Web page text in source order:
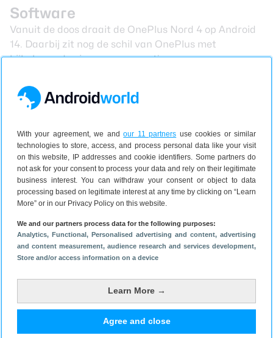
With your agreement, we andour 11 partners use cookies or similar
technologies to store, access, and process personal data like your visit
on this website, IP addresses and cookie identifiers. Some partners do
not ask for your consent to process your data and rely on their legitimate
business interest. You can withdraw your consent or object to data
processing based on legitimate interest at any time by clicking on “Learn
More” or in our Privacy Policy on this website.
We and our partners process data for the following purposes:
Analytics, Functional, Personalised advertising and content, advertising
and content measurement, audience research and services development,
Store and/or access information on a device
Learn More →
Agree and close
Software
Vanuit de doos draait de OnePlus Nord 4 op Android
14. Daarbij zit nog de schil van OnePlus met
bijbehorende eigen apps en opties voor
Android-versies en zes jaar aan beveiligingsupdates:
iets wat het bedrijf eerder nog niet aanbood.
De OnePlus Nord 4 is vanaf 8 augustus 2024 in
Nederland te koop. Voor de versie met 12 GB
werkgeheugen en 256 GB geldt een adviesprijs van
499 euro, voor 16 GB en 512 GB leg je599 euro neer.
Je kan kiezen uit de kleuren Obsidian Midnight,
Mercurial Silver en Oasis Green.
Bekijk OnePlus Nord 4 bij OnePlus
Bekijk OnePlus Nord 4 bij Mobiel
Bekijk OnePlus Nord bij Coolblue
opvolger:OnePlus Nord 5.
OnePlus Nord 4 deals